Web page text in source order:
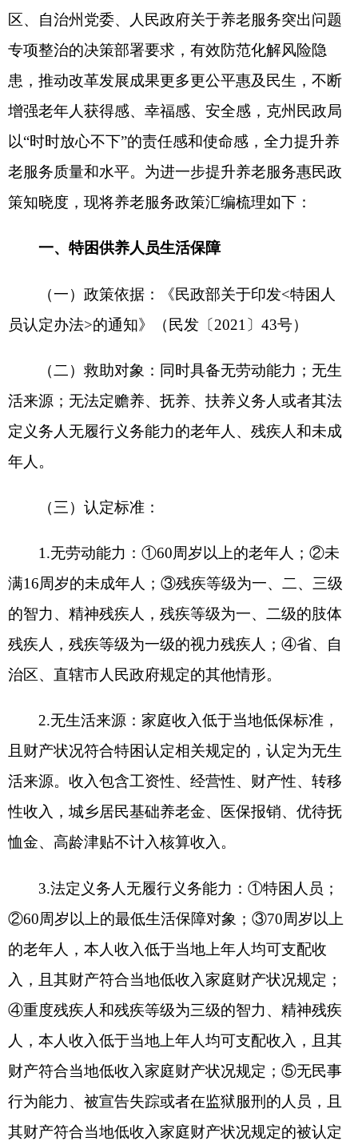
1.无劳动能力：①60周岁以上的老年人；②未
残疾人，残疾等级为一级的视力残疾人；④省、自
治区、直辖市人民政府规定的其他情形。
2.无生活来源：家庭收入低于当地低保标准，
且财产状况符合特困认定相关规定的，认定为无生
性收入，城乡居民基础养老金、医保报销、优待抚
恤金、高龄津贴不计入核算收入。
3.法定义务人无履行义务能力： ①特困人员；
的老年人，本人收入低于当地上年人均可支配收
入，且其财产符合当地低收入家庭财产状况规定；
④重度残疾人和残疾等级为三级的智力、精神残疾
财产符合当地低收入家庭财产状况规定；
行为能力、被宣告失踪或者在监狱服刑的人员，且
为无履行义务能力；⑥省、自治区、直辖市人民政
府规定的其他情形。
（四）供养标准：城市特困生活标准是1100元/
月，农村特困生活标准是集中供养1100元/月、分散
供养
元 月。
人、半自理400元/月/ 人、全自理200 元 /月/人；分
散特困全护理850元/月/人、半自理260元/月/ 人。
（六）发放形式：分散特困供养金按月通过惠
民惠农一卡通直达本人社保卡，护理补贴拨付第三
方服务机构，由机构据实发放至委托照料人；城乡
构，护理补贴由第三方发至护理员账户。
（七）办理流程：1. 申请 。 本人向户籍所在地
乡镇人民政府（街道办事处）提出书面申请，本人
申请有困难的可委托村（居）民委员会或者他人代
为提出申请，并提交本人有效身份证明，劳动能
力，生活来源、财产状况以及赡养、抚养、扶养情
书，残疾人应当提供中华人民共和国残疾人证。申
请人及其法定义务人需履行授权核查家庭经济状况
的相关手续。2.初审。乡镇人民政府（街道办事